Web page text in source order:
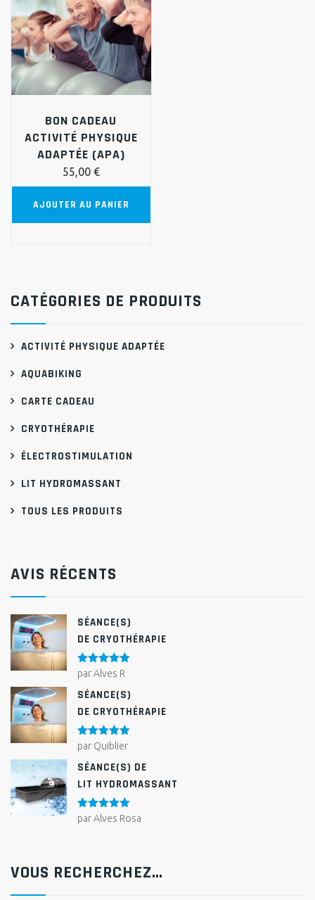
BON CADEAU
ACTIVITÉ PHYSIQUE
ADAPTÉE (APA)
55,00 €
AJOUTER AU PANIER
CATÉGORIES DE PRODUITS
ACTIVITÉ PHYSIQUE ADAPTÉE
AQUABIKING
CARTE CADEAU
CRYOTHÉRAPIE
ÉLECTROSTIMULATION
LIT HYDROMASSANT
TOUS LES PRODUITS
AVIS RÉCENTS
SÉANCE(S)
DE CRYOTHÉRAPIE
Note5sur
5
par Alves R
SÉANCE(S)
DE CRYOTHÉRAPIE
Note5sur
5
par Quiblier
SÉANCE(S) DE
LIT HYDROMASSANT
Note5sur
5
par Alves Rosa
VOUS RECHERCHEZ…